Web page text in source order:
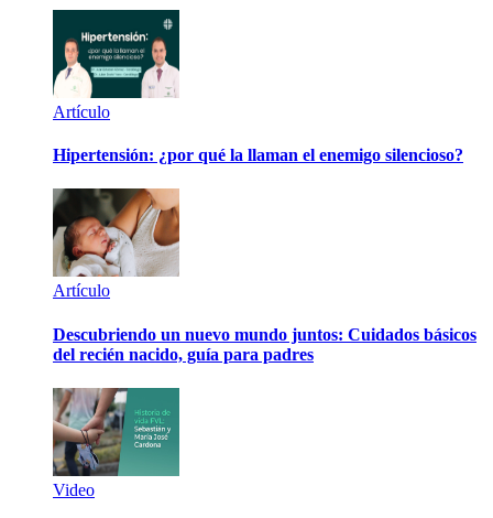
Artículo
Hipertensión: ¿por qué la llaman el enemigo silencioso?
Artículo
Descubriendo un nuevo mundo juntos: Cuidados básicos
del recién nacido, guía para padres
Video